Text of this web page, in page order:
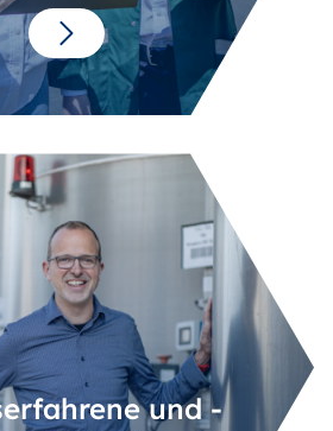
und -